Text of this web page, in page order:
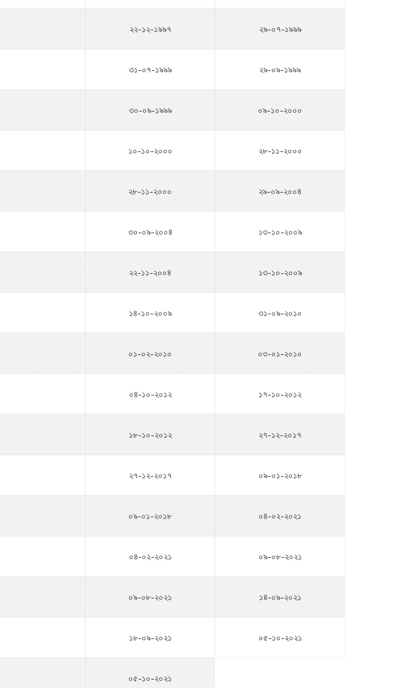
২২-১২-১৯৯৭ ২৯-০৭-১৯৯৯
৩১-০৭-১৯৯৯ ২৯-০৯-১৯৯৯
৩০-০৯-১৯৯৯ ০৯-১০-২০০০
১০-১০-২০০০ ২৮-১১-২০০০
২৮-১১-২০০০ ২৯-০৯-২০০৪
৩০-০৯-২০০৪ ১৩-১০-২০০৯
২২-১১-২০০৪ ১৩-১০-২০০৯
১৪-১০-২০০৯ ৩১-০৯-২০১০
০১-০২-২০১০ ০৩-০১-২০১০
০৪-১০-২০১২ ১৭-১০-২০১২
১৮-১০-২০১২ ২৭-১২-২০১৭
২৭-১২-২০১৭ ০৯-০১-২০১৮
০৯-০১-২০১৮ ০৪-০২-২০২১
০৪-০২-২০২১ ০৯-০৮-২০২১
০৯-০৮-২০২১ ১৪-০৯-২০২১
১৮-০৯-২০২১ ০৫-১০-২০২১
০৫-১০-২০২১